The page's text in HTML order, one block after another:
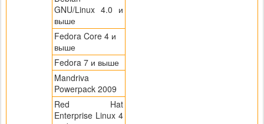
GNU/Linux 4.0 и
выше
Fedora Core 4 и
выше
Fedora 7 и выше
Mandriva
Powerpack 2009
Red Hat
Enterprise Linux 4